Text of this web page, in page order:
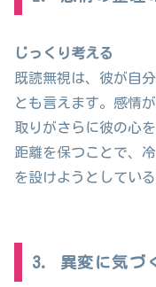
じっくり考える
既読無視は、彼が自
とも言えます。感情
取りがさらに彼の心
距離を保つことで、
を設けようとしている
3. 異変に気づ